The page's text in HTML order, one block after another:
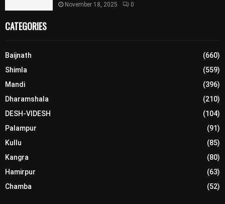
November 18, 2025 0
CATEGORIES
Baijnath
(660)
Shimla
(559)
Mandi
(396)
Dharamshala
(210)
DESH-VIDESH
(104)
Palampur
(91)
Kullu
(85)
Kangra
(80)
Hamirpur
(63)
Chamba
(52)